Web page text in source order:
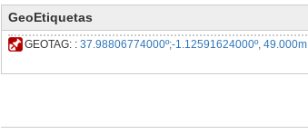
GeoEtiquetas
GEOTAG: : 37.98806774000º;-1.12591624000º, 49.000m